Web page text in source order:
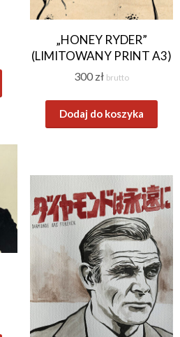
„HONEY RYDER”
(LIMITOWANY PRINT A3)
300 zł brutto
Dodaj do koszyka